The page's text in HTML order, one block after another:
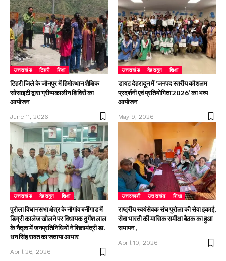
उत्तराखंड टिहरी शिक्षा
टिहरी जिले के जौनपुर में हिमोत्थान शैक्षिक
सोसाइटी द्वारा ग्रीष्मकालीन शिविरों का
आयोजन
June 11, 2026
उत्तराखंड देहरादून शिक्षा
डायट देहरादून में ‘जनपद स्तरीय कौशलम
प्रदर्शनी एवं प्रतियोगिता 2026’ का भव्य
आयोजन
May 9, 2026
उत्तराखंड देहरादून शिक्षा
पुरोला विधानसभा क्षेत्र के नौगांव बर्नीगाड में
डिग्री कालेज खोलने पर विधायक दुर्गेश लाल
के नैतृत्व में जनप्रतिनिधियों ने शिक्षामंत्री डा.
धन सिंह रावत का जताया आभार
April 26, 2026
उत्तरकाशी उत्तराखंड शिक्षा
राष्ट्रीय स्वयंसेवक संघ पुरोला की सेवा इकाई,
सेवा भारती की मासिक समीक्षा बैठक का हुआ
समापन ,
April 10, 2026